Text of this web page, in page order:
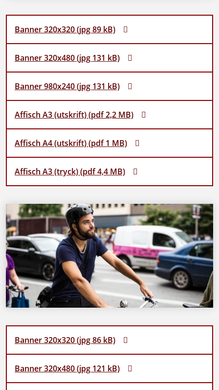
Banner 320x320 (jpg 89 kB)
Banner 320x480 (jpg 131 kB)
Banner 980x240 (jpg 131 kB)
Affisch A3 (utskrift) (pdf 2,2 MB)
Affisch A4 (utskrift) (pdf 1 MB)
Affisch A3 (tryck) (pdf 4,4 MB)
Banner 320x320 (jpg 86 kB)
Banner 320x480 (jpg 121 kB)